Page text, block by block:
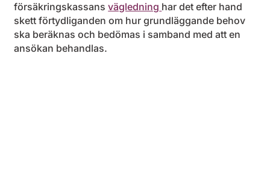
försäkringskassans vägledning har det efter hand
skett förtydliganden om hur grundläggande behov
ska beräknas och bedömas i samband med att en
ansökan behandlas.